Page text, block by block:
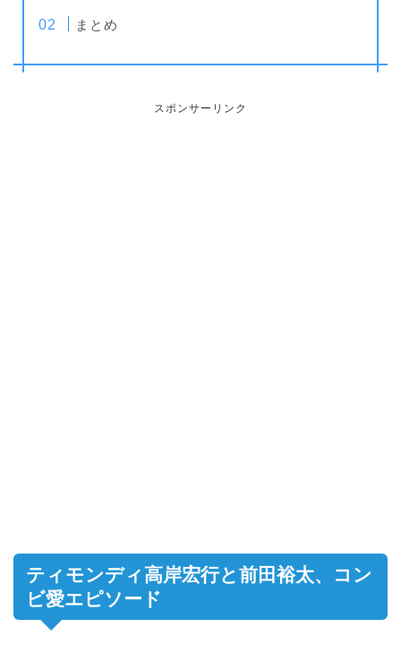
まとめ
スポンサーリンク
ティモンディ高岸宏行と前田裕太、コン
ビ愛エピソード